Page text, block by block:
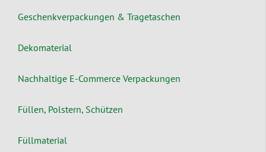
Geschenkverpackungen & Tragetaschen
Dekomaterial
Nachhaltige E-Commerce Verpackungen
Füllen, Polstern, Schützen
Füllmaterial